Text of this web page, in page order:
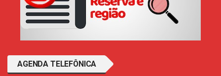
AGENDA TELEFÔNICA